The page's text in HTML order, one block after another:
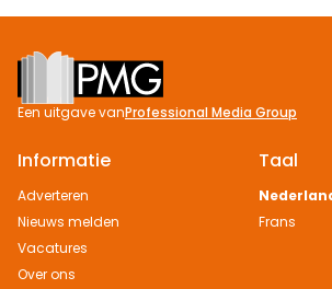
Footer
Een uitgave vanProfessional Media Group
Informatie
Adverteren
Nieuws melden
Vacatures
Over ons
Taal
Frans